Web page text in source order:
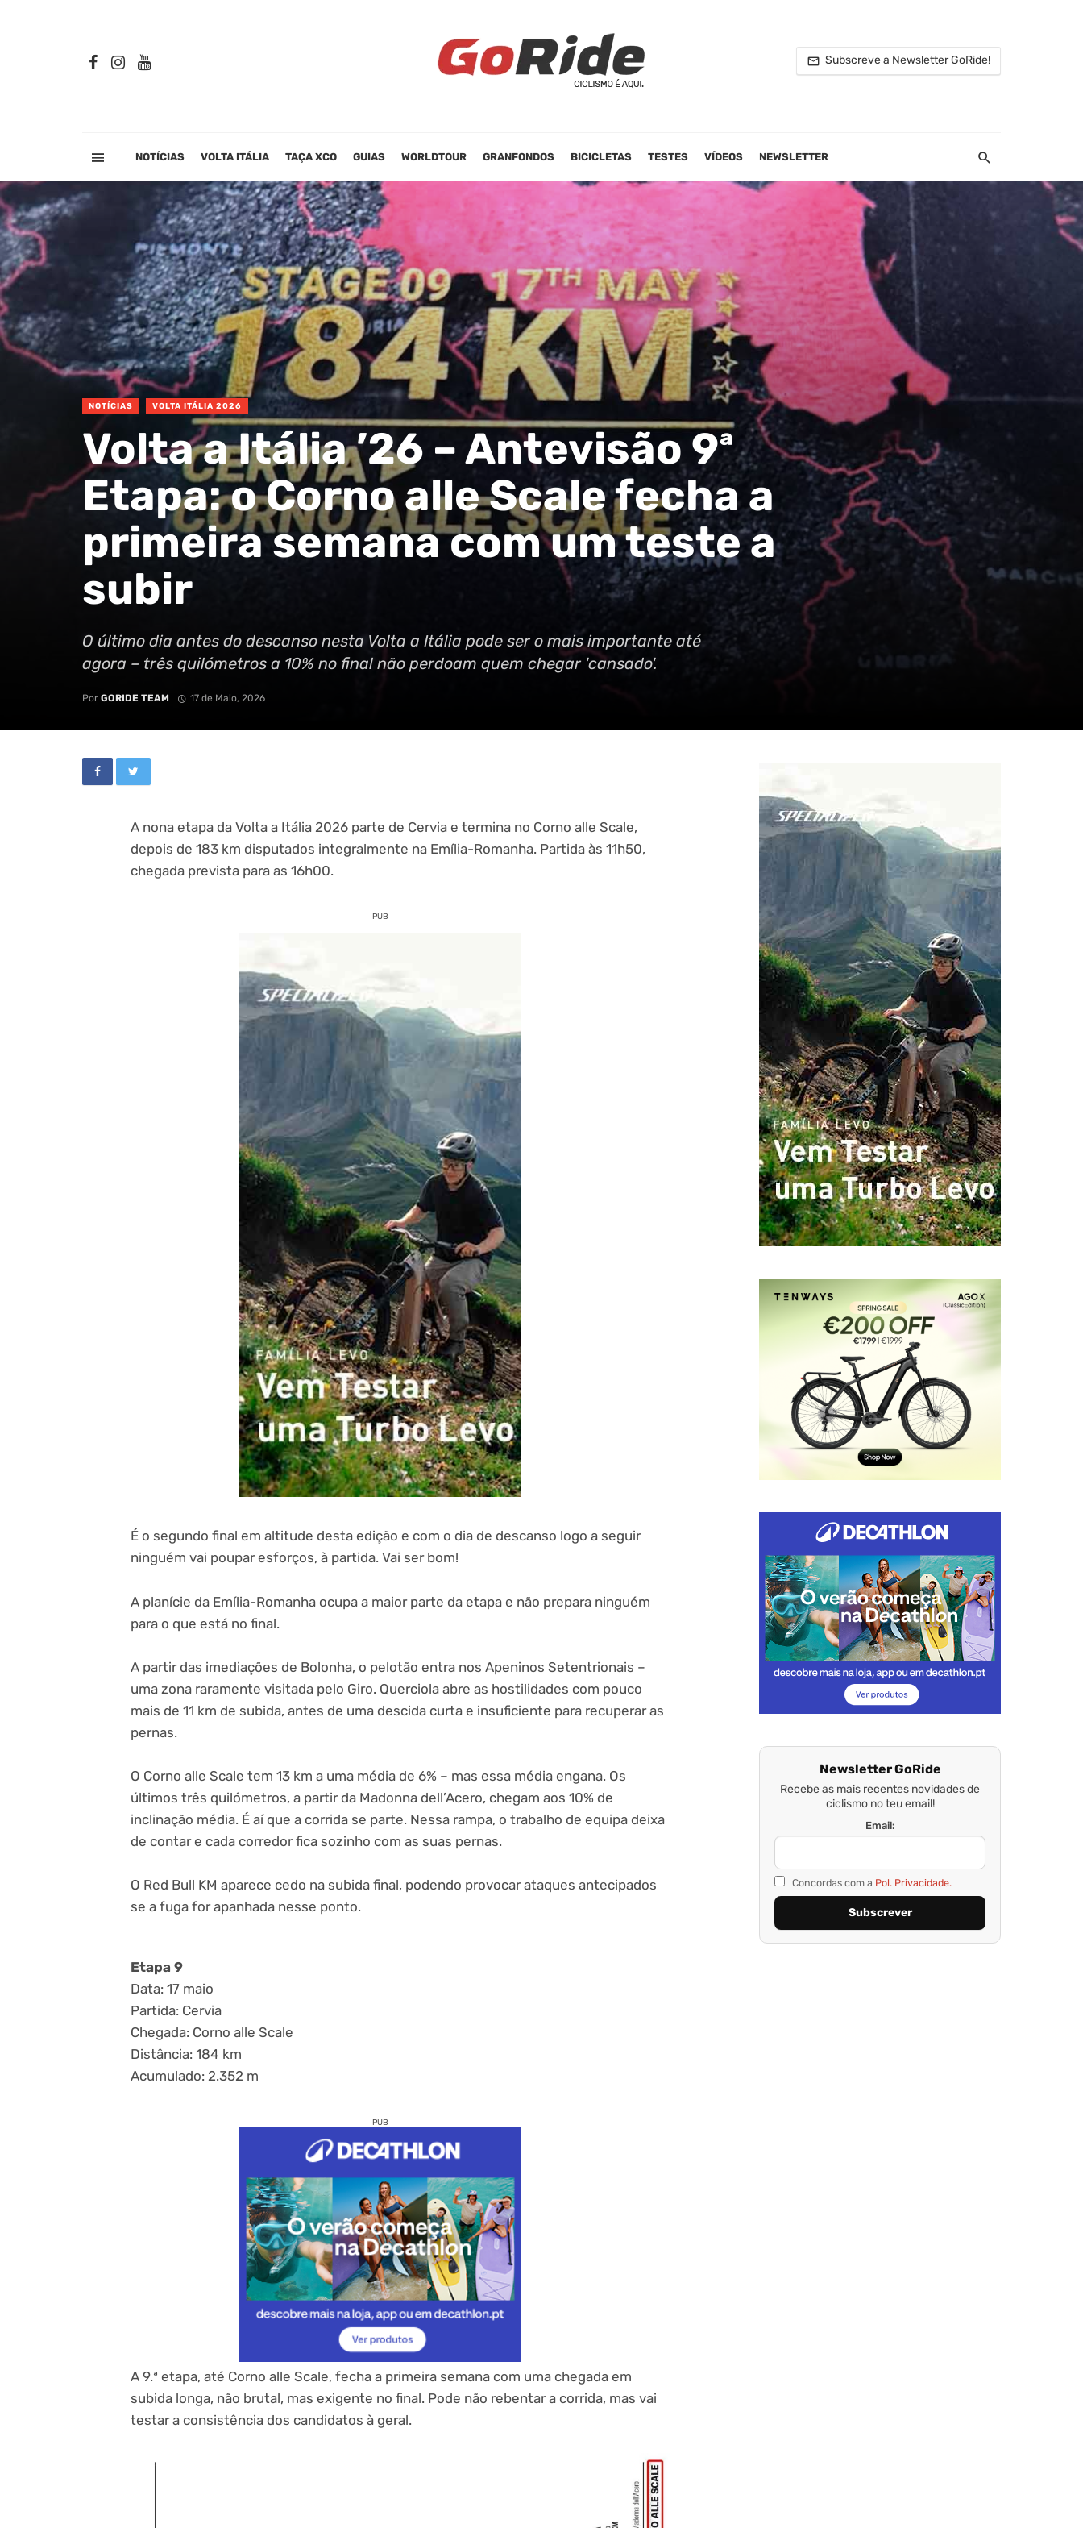
Subscreve a Newsletter GoRide!
NOTÍCIAS VOLTA ITÁLIA TAÇA XCO GUIAS WORLDTOUR GRANFONDOS BICICLETAS TESTES VÍDEOS NEWSLETTER
NOTÍCIAS VOLTA ITÁLIA 2026
Volta a Itália ’26 – Antevisão 9ª
Etapa: o Corno alle Scale fecha a
primeira semana com um teste a
subir
O último dia antes do descanso nesta Volta a Itália pode ser o mais importante até
agora – três quilómetros a 10% no final não perdoam quem chegar 'cansado'.
Por GORIDE TEAM 17 de Maio, 2026
A nona etapa da Volta a Itália 2026 parte de Cervia e termina no Corno alle Scale,
depois de 183 km disputados integralmente na Emília-Romanha. Partida às 11h50,
chegada prevista para as 16h00.
PUB
É o segundo final em altitude desta edição e com o dia de descanso logo a seguir
ninguém vai poupar esforços, à partida. Vai ser bom!
A planície da Emília-Romanha ocupa a maior parte da etapa e não prepara ninguém
para o que está no final.
A partir das imediações de Bolonha, o pelotão entra nos Apeninos Setentrionais –
uma zona raramente visitada pelo Giro. Querciola abre as hostilidades com pouco
mais de 11 km de subida, antes de uma descida curta e insuficiente para recuperar as
pernas.
O Corno alle Scale tem 13 km a uma média de 6% – mas essa média engana. Os
últimos três quilómetros, a partir da Madonna dell’Acero, chegam aos 10% de
inclinação média. É aí que a corrida se parte. Nessa rampa, o trabalho de equipa deixa
de contar e cada corredor fica sozinho com as suas pernas.
O Red Bull KM aparece cedo na subida final, podendo provocar ataques antecipados
se a fuga for apanhada nesse ponto.
Etapa 9
Data: 17 maio
Partida: Cervia
Chegada: Corno alle Scale
Distância: 184 km
Acumulado: 2.352 m
PUB
A 9.ª etapa, até Corno alle Scale, fecha a primeira semana com uma chegada em
subida longa, não brutal, mas exigente no final. Pode não rebentar a corrida, mas vai
testar a consistência dos candidatos à geral.
Newsletter GoRide
Recebe as mais recentes novidades de
ciclismo no teu email!
Email:
Concordas com a Pol. Privacidade.